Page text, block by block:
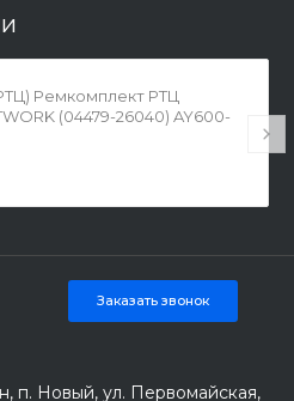
Ремкомплект РТЦ
(04479-26040) AY600-
Заказать звонок
п. Новый, ул. Первомайская,